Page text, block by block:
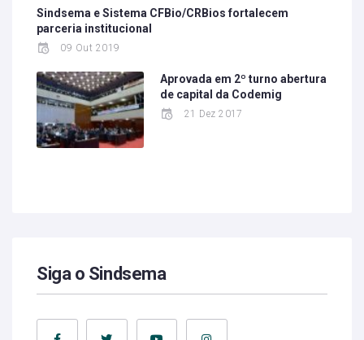
Sindsema e Sistema CFBio/CRBios fortalecem
parceria institucional
09 Out 2019
Aprovada em 2º turno abertura
de capital da Codemig
21 Dez 2017
Siga o Sindsema